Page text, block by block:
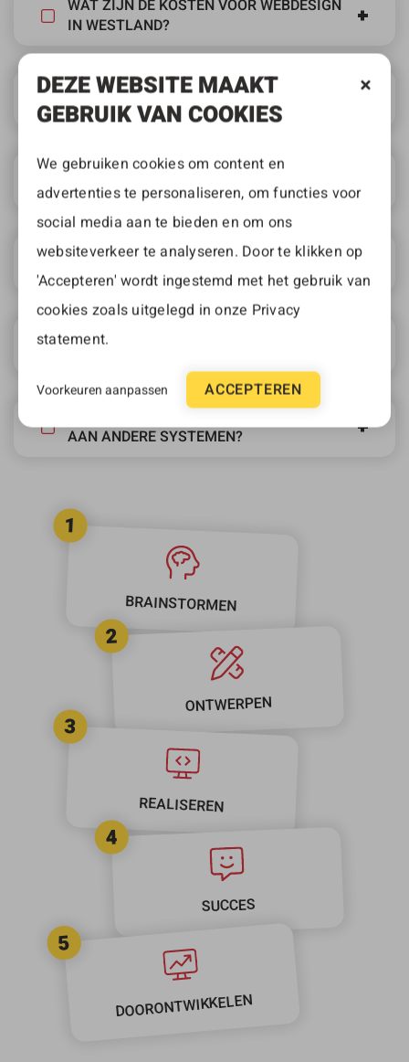
WAT ZIJN DE KOSTEN VOOR WEBDESIGN
IN WESTLAND?
KAN IK DE WEBSITE ZELF BEHEREN?
BIEDEN JULLIE WEBSITE-ONDERHOUD
AAN?
HOE SNEL KUNNEN JULLIE EEN WEBSITE
OPLEVEREN?
IS DE WEBSITE SEO-GEOPTIMALISEERD?
AAN ANDERE SYSTEMEN?
1
BRAINSTORMEN
2
ONTWERPEN
3
REALISEREN
4
SUCCES
5
DOORONTWIKKELEN
DEZE WEBSITE MAAKT
GEBRUIK VAN COOKIES
We gebruiken cookies om content en
advertenties te personaliseren, om functies voor
social media aan te bieden en om ons
websiteverkeer te analyseren. Door te klikken op
'Accepteren' wordt ingestemd met het gebruik van
cookies zoals uitgelegd in onze Privacy
statement.
Voorkeuren aanpassen ACCEPTEREN